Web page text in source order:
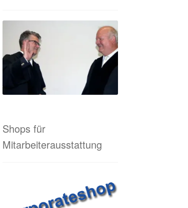
Shops für
Mitarbeiterausstattung